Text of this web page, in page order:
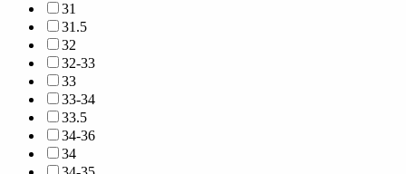
31
31.5
32
32-33
33
33-34
33.5
34-36
34